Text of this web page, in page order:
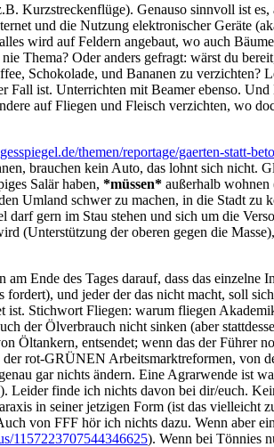
Kurzstreckenflüge). Genauso sinnvoll ist
und die Nutzung elektronischer Geräte
wird auf Feldern angebaut, wo auch
Thema? Oder anders gefragt: wärst du
Schokolade, und Bananen zu verzichten?
ist. Unterrichten mit Beamer ebenso.
auf Fliegen und Fleisch verzichten, wo
themen/reportage/gaerten-statt-
brauchen kein Auto, das lohnt sich nicht.
Salär haben, *müssen* außerhalb
Umland schwer zu machen, in die Stadt zu
gern im Stau stehen und sich um die
(Unterstützung der oberen gegen die
Ende des Tages darauf, dass das
und jeder der das nicht macht, soll
Stichwort Fliegen: warum fliegen
der Ölverbrauch nicht sinken (aber
Öltankern, entsendet; wenn das der Führer
rot-GRÜNEN Arbeitsmarktreformen, von
gar nichts ändern. Eine Agrarwende ist
). Leider finde ich nichts davon bei dir/euch.
in seiner jetzigen Form (ist das vielleicht
von FFF hör ich nichts dazu. Wenn aber
1157223707544346625). Wenn bei Tönnies